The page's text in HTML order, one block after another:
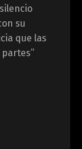
su
que las